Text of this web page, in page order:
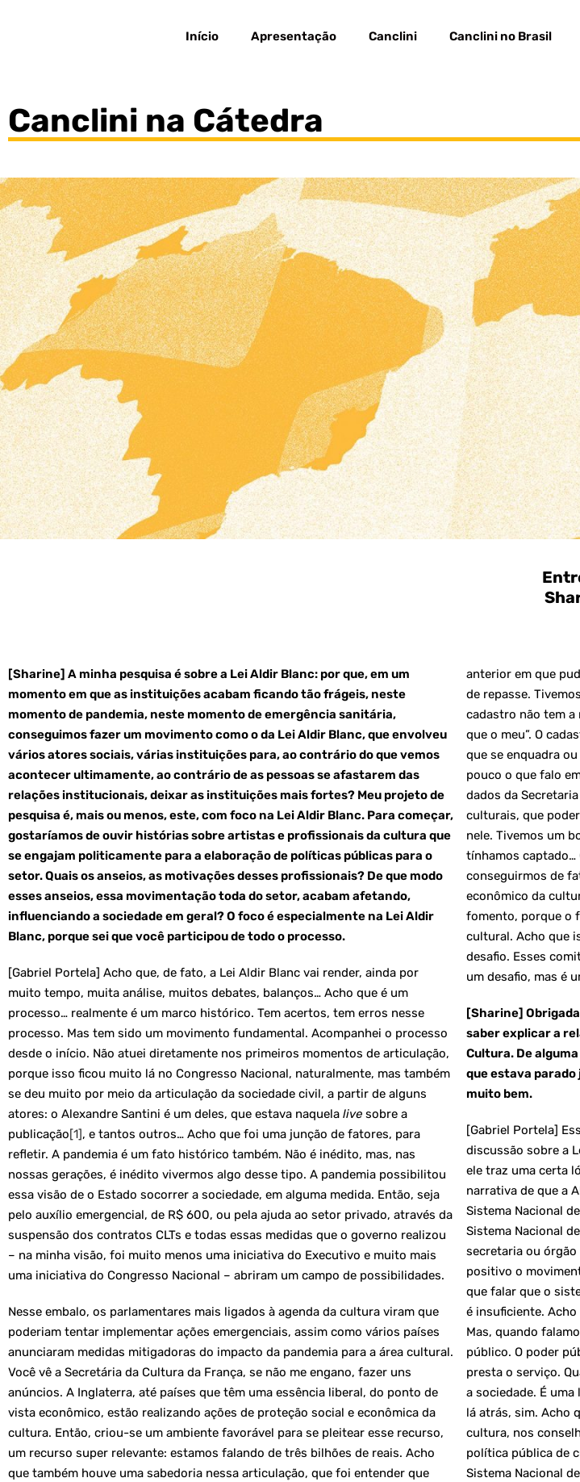
Início Apresentação Canclini Canclini no Brasil
Canclini na Cátedra
[Sharine] A minha pesquisa é sobre a Lei Aldir Blanc: por que, em um
momento em que as instituições acabam ficando tão frágeis, neste
momento de pandemia, neste momento de emergência sanitária,
conseguimos fazer um movimento como o da Lei Aldir Blanc, que envolveu
vários atores sociais, várias instituições para, ao contrário do que vemos
acontecer ultimamente, ao contrário de as pessoas se afastarem das
relações institucionais, deixar as instituições mais fortes? Meu projeto de
pesquisa é, mais ou menos, este, com foco na Lei Aldir Blanc. Para começar,
gostaríamos de ouvir histórias sobre artistas e profissionais da cultura que
se engajam politicamente para a elaboração de políticas públicas para o
setor. Quais os anseios, as motivações desses profissionais? De que modo
esses anseios, essa movimentação toda do setor, acabam afetando,
influenciando a sociedade em geral? O foco é especialmente na Lei Aldir
Blanc, porque sei que você participou de todo o processo.
[Gabriel Portela] Acho que, de fato, a Lei Aldir Blanc vai render, ainda por
muito tempo, muita análise, muitos debates, balanços… Acho que é um
processo… realmente é um marco histórico. Tem acertos, tem erros nesse
processo. Mas tem sido um movimento fundamental. Acompanhei o processo
desde o início. Não atuei diretamente nos primeiros momentos de articulação,
porque isso ficou muito lá no Congresso Nacional, naturalmente, mas também
se deu muito por meio da articulação da sociedade civil, a partir de alguns
atores: o Alexandre Santini é um deles, que estava naquela live sobre a
publicação[1], e tantos outros… Acho que foi uma junção de fatores, para
refletir. A pandemia é um fato histórico também. Não é inédito, mas, nas
nossas gerações, é inédito vivermos algo desse tipo. A pandemia possibilitou
essa visão de o Estado socorrer a sociedade, em alguma medida. Então, seja
pelo auxílio emergencial, de R$ 600, ou pela ajuda ao setor privado, através da
suspensão dos contratos CLTs e todas essas medidas que o governo realizou
– na minha visão, foi muito menos uma iniciativa do Executivo e muito mais
uma iniciativa do Congresso Nacional – abriram um campo de possibilidades.
Nesse embalo, os parlamentares mais ligados à agenda da cultura viram que
poderiam tentar implementar ações emergenciais, assim como vários países
anunciaram medidas mitigadoras do impacto da pandemia para a área cultural.
Você vê a Secretária da Cultura da França, se não me engano, fazer uns
anúncios. A Inglaterra, até países que têm uma essência liberal, do ponto de
vista econômico, estão realizando ações de proteção social e econômica da
cultura. Então, criou-se um ambiente favorável para se pleitear esse recurso,
um recurso super relevante: estamos falando de três bilhões de reais. Acho
que também houve uma sabedoria nessa articulação, que foi entender que
anterior em que
de repasse.
cadastro não tem a
que o meu”. O
que se enquadra
pouco o que falo
dados da
culturais, que
nele. Tivemos um
tínhamos captado…
conseguirmos de
econômico da
fomento, porque o
cultural. Acho que
desafio. Esses
um desafio, mas é
[Sharine]
saber explicar a
Cultura. De
que estava parado
muito bem.
[Gabriel Portela]
discussão sobre a
ele traz uma certa
narrativa de que a
Sistema Nacional
Sistema Nacional
secretaria ou
positivo o
que falar que o
é insuficiente. Acho
Mas, quando
público. O poder
presta o serviço.
a sociedade. É
lá atrás, sim. Acho
cultura, nos
política pública de
Sistema Nacional